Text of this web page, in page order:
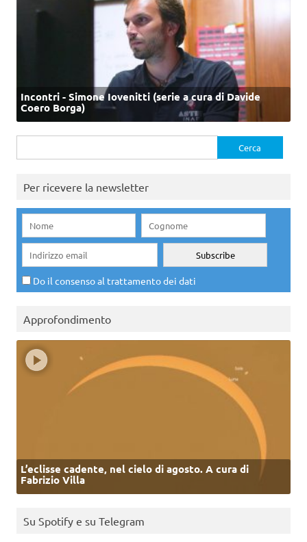
Incontri - Simone Iovenitti (serie a cura di Davide
Coero Borga)
per:
Per ricevere la newsletter
Do il consenso al trattamento dei dati
Approfondimento
L’eclisse cadente, nel cielo di agosto. A cura di
Fabrizio Villa
Su Spotify e su Telegram